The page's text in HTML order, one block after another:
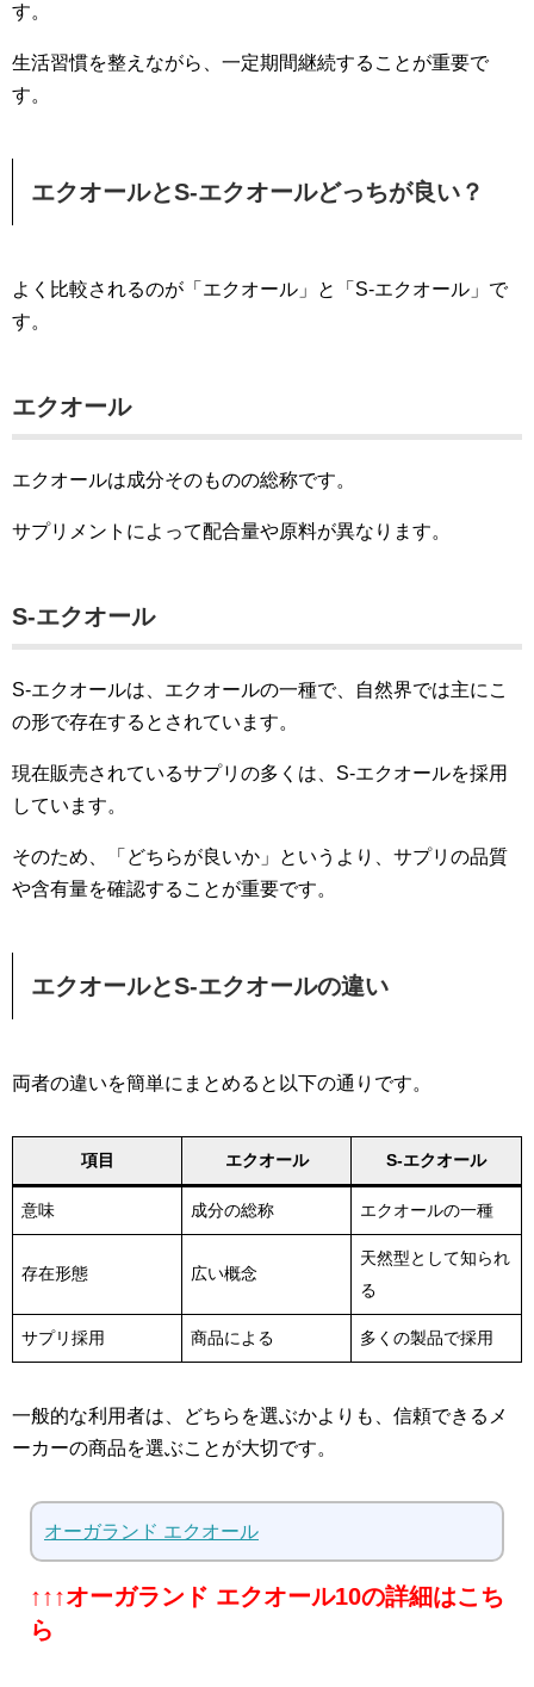
す。
生活習慣を整えながら、一定期間継続することが重要で
す。
エクオールとS-エクオールどっちが良い？
よく比較されるのが「エクオール」と「S-エクオール」で
す。
エクオール
エクオールは成分そのものの総称です。
サプリメントによって配合量や原料が異なります。
S-エクオール
S-エクオールは、エクオールの一種で、自然界では主にこ
の形で存在するとされています。
現在販売されているサプリの多くは、S-エクオールを採用
しています。
そのため、「どちらが良いか」というより、サプリの品質
や含有量を確認することが重要です。
エクオールとS-エクオールの違い
両者の違いを簡単にまとめると以下の通りです。
項目 エクオール S-エクオール
意味 成分の総称 エクオールの一種
存在形態 広い概念
天然型として知られ
る
サプリ採用 商品による 多くの製品で採用
一般的な利用者は、どちらを選ぶかよりも、信頼できるメ
ーカーの商品を選ぶことが大切です。
オーガランド エクオール
↑↑↑オーガランド エクオール10の詳細はこち
ら